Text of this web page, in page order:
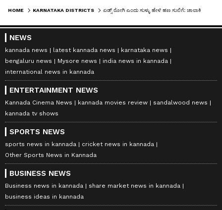
HOME KARNATAKA DISTRICTS
NEWS
kannada news latest kannada news
karnataka news
bengaluru news
Mysore news
india news in kannada
international news in kannada
ENTERTAINMENT NEWS
Kannada Cinema News kannada movies review
sandalwood news
kannada tv shows
SPORTS NEWS
sports news in kannada
cricket news in kannada
Other Sports News in Kannada
BUSINESS NEWS
Business news in kannada
share market news in kannada
business ideas in kannada